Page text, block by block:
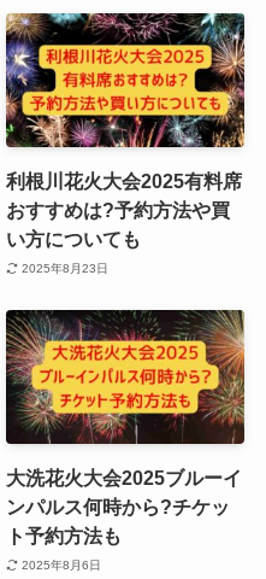
利根川花火大会2025有料席
おすすめは?予約方法や買
い方についても
2025年8月23日
大洗花火大会2025ブルーイ
ンパルス何時から?チケッ
ト予約方法も
2025年8月6日